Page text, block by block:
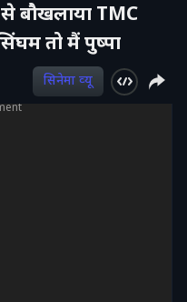
बौखलाया TMC
तो मैं पुष्पा
सिनेमा व्‍यू